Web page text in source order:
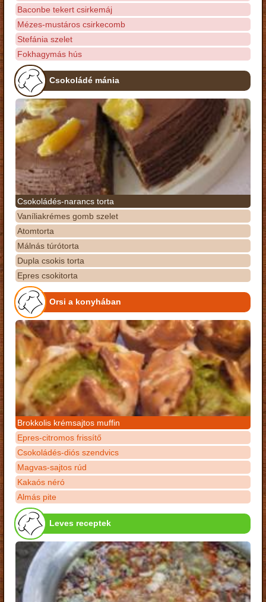
Baconbe tekert csirkemáj
Mézes-mustáros csirkecomb
Stefánia szelet
Fokhagymás hús
Csokoládé mánia
Csokoládés-narancs torta
Vaníliakrémes gomb szelet
Atomtorta
Málnás túrótorta
Dupla csokis torta
Epres csokitorta
Orsi a konyhában
Brokkolis krémsajtos muffin
Epres-citromos frissítő
Csokoládés-diós szendvics
Magvas-sajtos rúd
Kakaós néró
Almás pite
Leves receptek